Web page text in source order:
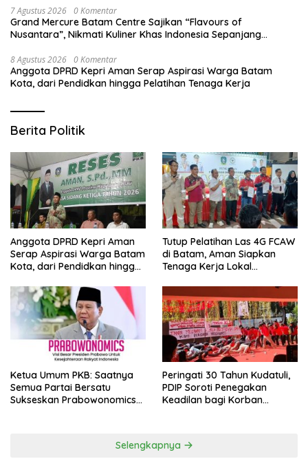
7 Agustus 2026 0 Komentar
Grand Mercure Batam Centre Sajikan “Flavours of
Nusantara”, Nikmati Kuliner Khas Indonesia Sepanjang
8 Agustus 2026 0 Komentar
Anggota DPRD Kepri Aman Serap Aspirasi Warga Batam
Kota, dari Pendidkan hingga Pelatihan Tenaga Kerja
Berita Politik
Anggota DPRD Kepri Aman
Serap Aspirasi Warga Batam
Kota, dari Pendidkan hingga
Tutup Pelatihan Las 4G FCAW
di Batam, Aman Siapkan
Tenaga Kerja Lokal
Ketua Umum PKB: Saatnya
Semua Partai Bersatu
Sukseskan Prabowonomics
Peringati 30 Tahun Kudatuli,
PDIP Soroti Penegakan
Keadilan bagi Korban
Selengkapnya